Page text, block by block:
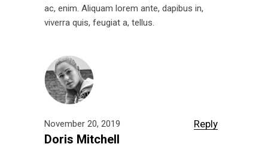
ac, enim. Aliquam lorem ante, dapibus in,
viverra quis, feugiat a, tellus.
November 20, 2019 Reply
Doris Mitchell